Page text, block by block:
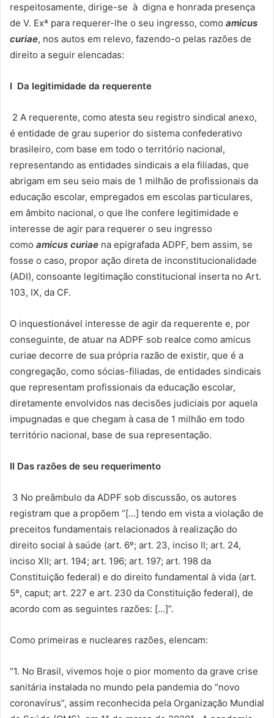
respeitosamente, dirige-se à digna e honrada presença
de V. Exª para requerer-lhe o seu ingresso, como amicus
curiae, nos autos em relevo, fazendo-o pelas razões de
direito a seguir elencadas:
I Da legitimidade da requerente
2 A requerente, como atesta seu registro sindical anexo,
é entidade de grau superior do sistema confederativo
brasileiro, com base em todo o território nacional,
representando as entidades sindicais a ela filiadas, que
abrigam em seu seio mais de 1 milhão de profissionais da
educação escolar, empregados em escolas particulares,
em âmbito nacional, o que lhe confere legitimidade e
interesse de agir para requerer o seu ingresso
como amicus curiae na epigrafada ADPF, bem assim, se
fosse o caso, propor ação direta de inconstitucionalidade
(ADI), consoante legitimação constitucional inserta no Art.
103, IX, da CF.
O inquestionável interesse de agir da requerente e, por
conseguinte, de atuar na ADPF sob realce como amicus
curiae decorre de sua própria razão de existir, que é a
congregação, como sócias-filiadas, de entidades sindicais
que representam profissionais da educação escolar,
diretamente envolvidos nas decisões judiciais por aquela
impugnadas e que chegam à casa de 1 milhão em todo
território nacional, base de sua representação.
II Das razões de seu requerimento
3 No preâmbulo da ADPF sob discussão, os autores
registram que a propõem “[…] tendo em vista a violação de
preceitos fundamentais relacionados à realização do
direito social à saúde (art. 6º; art. 23, inciso II; art. 24,
inciso XII; art. 194; art. 196; art. 197; art. 198 da
Constituição federal) e do direito fundamental à vida (art.
5º, caput; art. 227 e art. 230 da Constituição federal), de
acordo com as seguintes razões: […]”.
Como primeiras e nucleares razões, elencam:
“1. No Brasil, vivemos hoje o pior momento da grave crise
sanitária instalada no mundo pela pandemia do “novo
coronavírus”, assim reconhecida pela Organização Mundial